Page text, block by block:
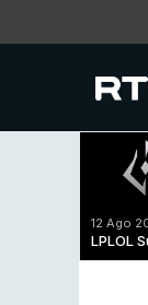
12 Ago
LPLOL